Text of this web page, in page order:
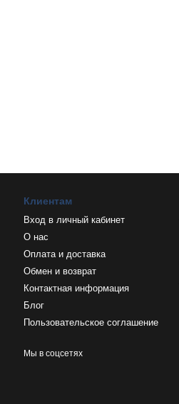
Клиентам
Вход в личный кабинет
О нас
Оплата и доставка
Обмен и возврат
Контактная информация
Блог
Пользовательское соглашение
Мы в соцсетях